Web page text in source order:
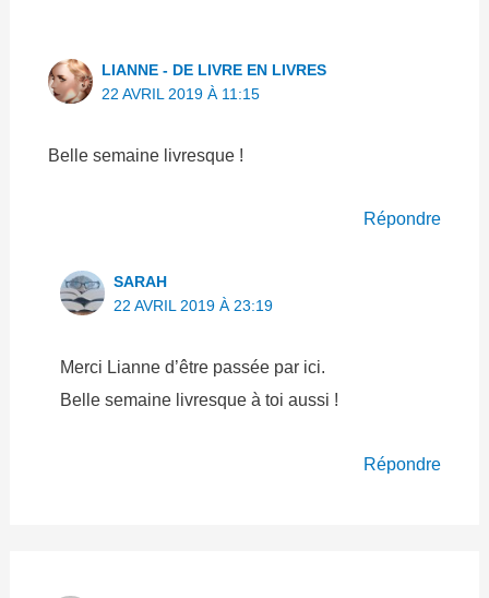
LIANNE - DE LIVRE EN LIVRES
22 AVRIL 2019 À 11:15
Belle semaine livresque !
Répondre
SARAH
22 AVRIL 2019 À 23:19
Merci Lianne d’être passée par ici.
Belle semaine livresque à toi aussi !
Répondre